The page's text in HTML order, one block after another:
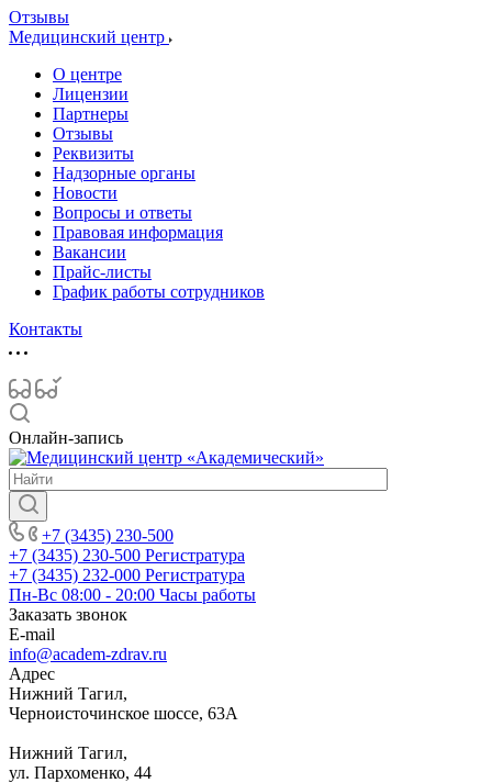
Отзывы
Медицинский центр
О центре
Лицензии
Партнеры
Отзывы
Реквизиты
Надзорные органы
Новости
Вопросы и ответы
Правовая информация
Вакансии
Прайс-листы
График работы сотрудников
Контакты
Онлайн-запись
+7 (3435) 230-500
+7 (3435) 230-500 Регистратура
+7 (3435) 232-000 Регистратура
Пн-Вс 08:00 - 20:00 Часы работы
Заказать звонок
E-mail
info@academ-zdrav.ru
Адрес
Нижний Тагил,
Черноисточинское шоссе, 63А
Нижний Тагил,
ул. Пархоменко, 44